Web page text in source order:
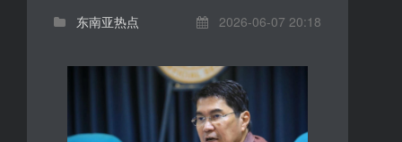
东南亚热点 2026-06-07 20:18